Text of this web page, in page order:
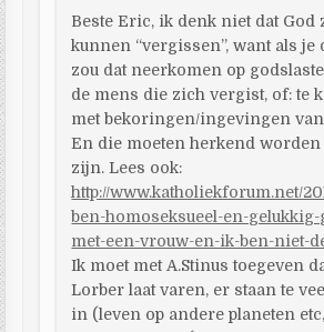
Beste Eric, ik denk niet dat God
kunnen “vergissen”, want als je
zou dat neerkomen op
de mens die zich vergist, of: te
met bekoringen/ingevingen
En die moeten herkend worden
zijn. Lees ook:
http://www.katholiekforum.net/
ben-homoseksueel-en-
met-een-vrouw-en-ik-ben-niet-
Ik moet met A.Stinus toegeven
Lorber laat varen, er staan te
in (leven op andere planeten etc,